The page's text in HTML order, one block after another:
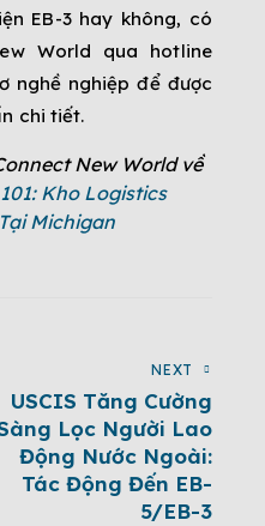
EB-3 hay không, có
World qua hotline
nghề nghiệp để được
chi tiết.
New World về
Kho Logistics
Michigan
NEXT
USCIS Tăng Cường
Lọc Người Lao
Động Nước Ngoài:
Tác Động Đến EB-
5/EB-3